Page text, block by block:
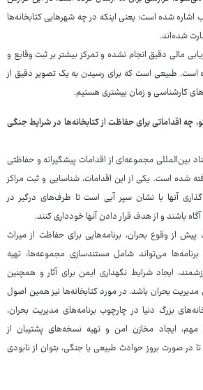
اشاره شده است؛ یعنی اینکه در چه شهرهایی کتابخانه‌ها
شده‌اند.
مالی دقیق انجام نشده و تمرکز بیشتر بر ثبت وقایع و
است. طبیعی است که برای رسیدن به یک تصویر دقیق از
کارشناسی و زمان بیشتری هستیم.
چه اقداماتی برای حفاظت از کتابخانه‌ها در شرایط جنگی
بین‌المللی مجموعه‌ای از اقدامات پیشگیرانه و حفاظتی
شده است. یکی از این اقدامات، شناسایی و ثبت مراکز
آنها با نشان سپر آبی است تا طرف‌های درگیر در
باشند و از هدف قرار دادن آنها خودداری کنند.
پیش از وقوع بحران، برنامه‌هایی برای حفاظت از میراث
می‌تواند شامل مستندسازی مجموعه‌ها، تهیه
ایجاد شرایط نگهداری ایمن برای آثار و همچنین
بحران باشد. در مورد کتابخانه‌ها نیز همین اصول
بزرگ دنیا در چارچوب برنامه‌های مدیریت بحران،
مهم، ایجاد مخازن امن و تهیه نسخه‌های پشتیبان از
در صورت بروز حوادث طبیعی یا جنگی، بتوان از نابودی